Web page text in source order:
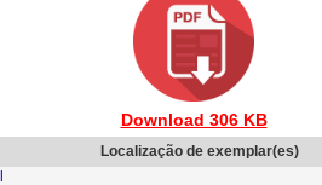
Download 306 KB
Localização de exemplar(es)